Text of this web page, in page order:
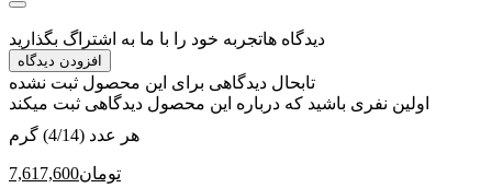
دیدگاه هاتجربه خود را با ما به اشتراگ بگذارید
افزودن دیدگاه
تابحال دیدگاهی برای این محصول ثبت نشده
اولین نفری باشید که درباره این محصول دیدگاهی ثبت میکند
هر عدد (4/14) گرم
7,617,600تومان